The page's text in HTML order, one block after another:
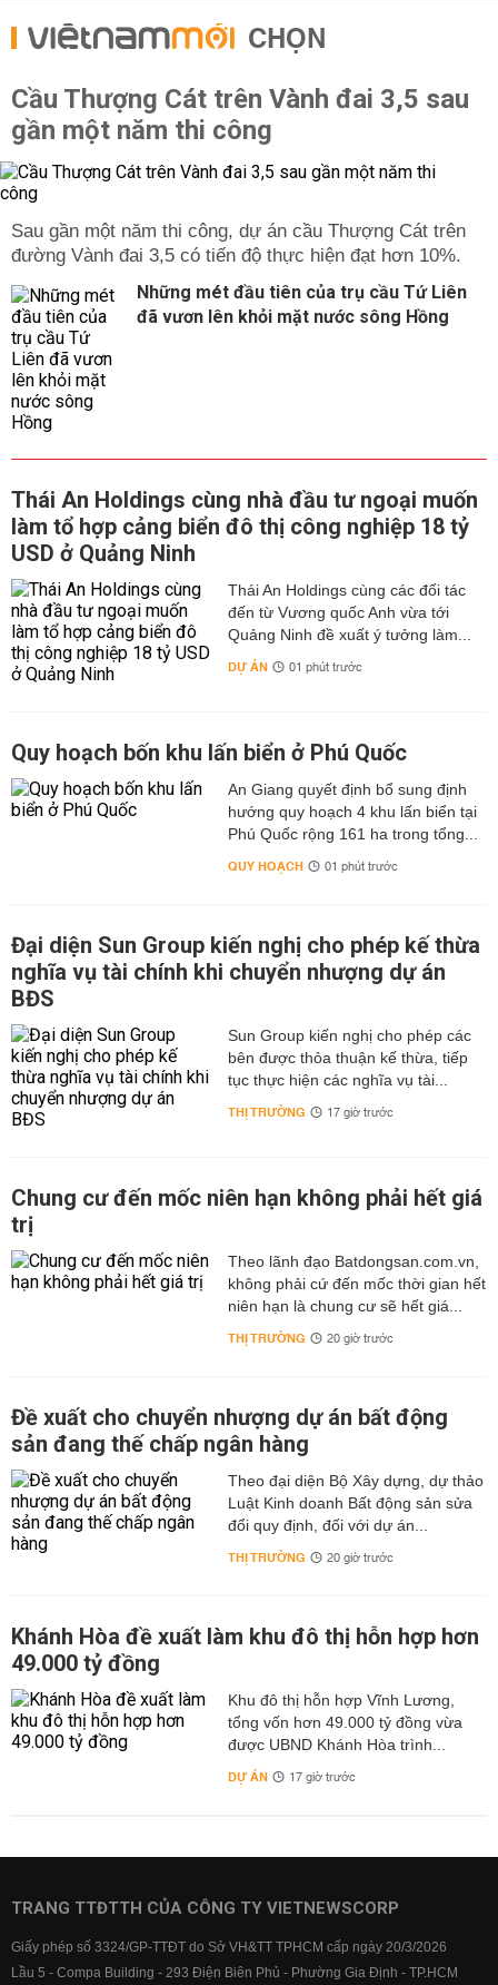
CHỌN
Cầu Thượng Cát trên Vành đai 3,5 sau
gần một năm thi công
Sau gần một năm thi công, dự án cầu Thượng Cát trên
đường Vành đai 3,5 có tiến độ thực hiện đạt hơn 10%.
Những mét đầu tiên của trụ cầu Tứ Liên
đã vươn lên khỏi mặt nước sông Hồng
Thái An Holdings cùng nhà đầu tư ngoại muốn
làm tổ hợp cảng biển đô thị công nghiệp 18 tỷ
USD ở Quảng Ninh
Thái An Holdings cùng các đối tác
đến từ Vương quốc Anh vừa tới
Quảng Ninh đề xuất ý tưởng làm...
DỰ ÁN 01 phút trước
Quy hoạch bốn khu lấn biển ở Phú Quốc
An Giang quyết định bổ sung định
hướng quy hoạch 4 khu lấn biển tại
Phú Quốc rộng 161 ha trong tổng...
QUY HOẠCH 01 phút trước
Đại diện Sun Group kiến nghị cho phép kế thừa
nghĩa vụ tài chính khi chuyển nhượng dự án
BĐS
Sun Group kiến nghị cho phép các
bên được thỏa thuận kế thừa, tiếp
tục thực hiện các nghĩa vụ tài...
THỊ TRƯỜNG 17 giờ trước
Chung cư đến mốc niên hạn không phải hết giá
trị
Theo lãnh đạo Batdongsan.com.vn,
không phải cứ đến mốc thời gian hết
niên hạn là chung cư sẽ hết giá...
THỊ TRƯỜNG 20 giờ trước
Đề xuất cho chuyển nhượng dự án bất động
sản đang thế chấp ngân hàng
Theo đại diện Bộ Xây dựng, dự thảo
Luật Kinh doanh Bất động sản sửa
đổi quy định, đối với dự án...
THỊ TRƯỜNG 20 giờ trước
Khánh Hòa đề xuất làm khu đô thị hỗn hợp hơn
49.000 tỷ đồng
Khu đô thị hỗn hợp Vĩnh Lương,
tổng vốn hơn 49.000 tỷ đồng vừa
được UBND Khánh Hòa trình...
DỰ ÁN 17 giờ trước
TRANG TTĐTTH CỦA CÔNG TY VIETNEWSCORP
Giấy phép số 3324/GP-TTĐT do Sở VH&TT TPHCM cấp ngày 20/3/2026
Lầu 5 - Compa Building - 293 Điện Biên Phủ - Phường Gia Định - TP.HCM